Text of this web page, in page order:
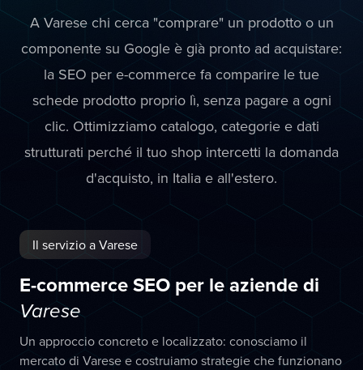
A Varese chi cerca "comprare" un prodotto o un
componente su Google è già pronto ad acquistare:
la SEO per e-commerce fa comparire le tue
schede prodotto proprio lì, senza pagare a ogni
clic. Ottimizziamo catalogo, categorie e dati
strutturati perché il tuo shop intercetti la domanda
d'acquisto, in Italia e all'estero.
Il servizio a Varese
E-commerce SEO per le aziende di
Varese
Un approccio concreto e localizzato: conosciamo il
mercato di Varese e costruiamo strategie che funzionano